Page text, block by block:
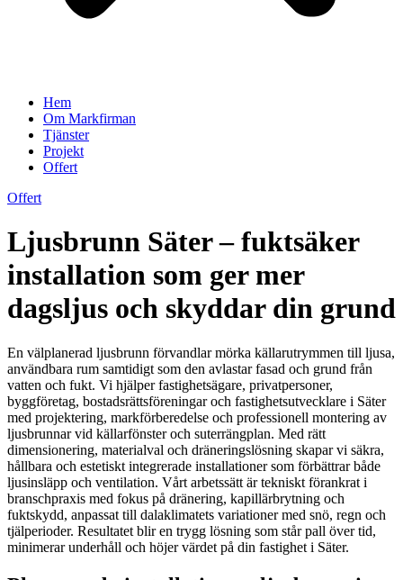
Hem
Om Markfirman
Tjänster
Projekt
Offert
Offert
Ljusbrunn Säter – fuktsäker
installation som ger mer
dagsljus och skyddar din grund
En välplanerad ljusbrunn förvandlar mörka källarutrymmen till ljusa,
användbara rum samtidigt som den avlastar fasad och grund från
vatten och fukt. Vi hjälper fastighetsägare, privatpersoner,
byggföretag, bostadsrättsföreningar och fastighetsutvecklare i Säter
med projektering, markförberedelse och professionell montering av
ljusbrunnar vid källarfönster och suterrängplan. Med rätt
dimensionering, materialval och dräneringslösning skapar vi säkra,
hållbara och estetiskt integrerade installationer som förbättrar både
ljusinsläpp och ventilation. Vårt arbetssätt är tekniskt förankrat i
branschpraxis med fokus på dränering, kapillärbrytning och
fuktskydd, anpassat till dalaklimatets variationer med snö, regn och
tjälperioder. Resultatet blir en trygg lösning som står pall över tid,
minimerar underhåll och höjer värdet på din fastighet i Säter.